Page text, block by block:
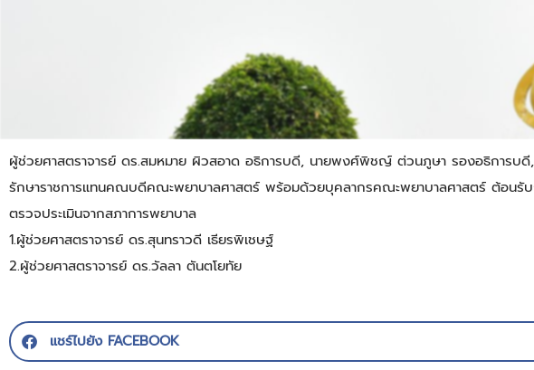
ผู้ช่วยศาสตราจารย์ ดร.สมหมาย ผิวสอาด อธิการบดี, นายพงศ์พิชญ์ ต่วนภูษา รองอธิการบ
รักษาราชการแทนคณบดีคณะพยาบาลศาสตร์ พร้อมด้วยบุคลากรคณะพยาบาลศาสตร์ ต้อนรับ
ตรวจประเมินจากสภาการพยาบาล
1.ผู้ช่วยศาสตราจารย์ ดร.สุนทราวดี เธียรพิเชษฐ์
2.ผู้ช่วยศาสตราจารย์ ดร.วัลลา ตันตโยทัย
แชร์ไปยัง FACEBOOK